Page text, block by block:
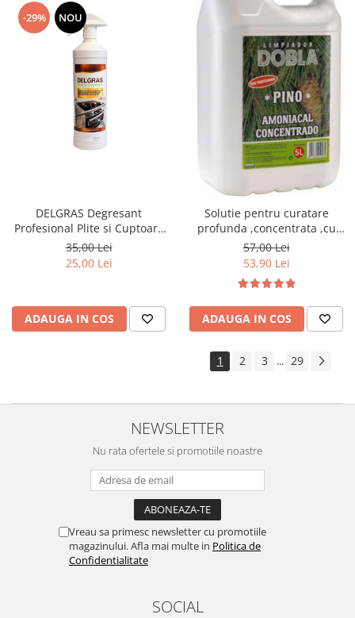
-29% NOU
DELGRAS Degresant
Profesional Plite si Cuptoare
1L
35,00 Lei
25,00 Lei
ADAUGA IN COS
Solutie pentru curatare
profunda ,concentrata ,cu
amoniac Pin, 5L
57,00 Lei
53,90 Lei
ADAUGA IN COS
1 2 3 ... 29
NEWSLETTER
Nu rata ofertele si promotiile noastre
Vreau sa primesc newsletter cu promotiile
magazinului. Afla mai multe in Politica de
Confidentialitate
SOCIAL